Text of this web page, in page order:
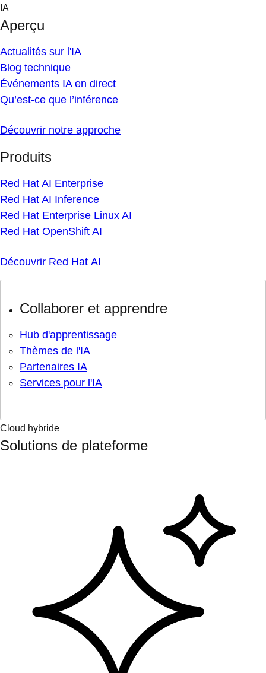
Skip
content
IA
Aperçu
Actualités sur l'IA
Blog technique
Événements IA en direct
Qu’est-ce que l’inférence
Découvrir notre approche
Produits
Red Hat AI Enterprise
Red Hat AI Inference
Red Hat Enterprise Linux AI
Red Hat OpenShift AI
Découvrir Red Hat AI
Collaborer et apprendre
Hub d'apprentissage
Thèmes de l'IA
Partenaires IA
Services pour l'IA
Cloud hybride
Solutions de plateforme